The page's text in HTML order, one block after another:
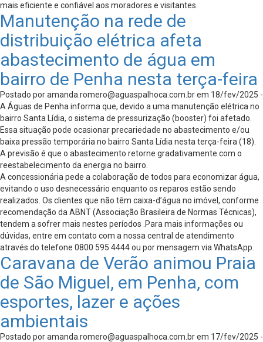
mais eficiente e confiável aos moradores e visitantes.
Manutenção na rede de
distribuição elétrica afeta
abastecimento de água em
bairro de Penha nesta terça-feira
Postado poramanda.romero@aguaspalhoca.com.brem 18/fev/2025 -
A Águas de Penha informa que, devido a uma manutenção elétrica no
bairro Santa Lídia, o sistema de pressurização (booster) foi afetado.
Essa situação pode ocasionar precariedade no abastecimento e/ou
baixa pressão temporária no bairro Santa Lídia nesta terça-feira (18).
A previsão é que o abastecimento retorne gradativamente com o
reestabelecimento da energia no bairro.
A concessionária pede a colaboração de todos para economizar água,
evitando o uso desnecessário enquanto os reparos estão sendo
realizados. Os clientes que não têm caixa-d’água no imóvel, conforme
recomendação da ABNT (Associação Brasileira de Normas Técnicas),
tendem a sofrer mais nestes períodos .Para mais informações ou
dúvidas, entre em contato com a nossa central de atendimento
através do telefone 0800 595 4444 ou por mensagem via WhatsApp.
Caravana de Verão animou Praia
de São Miguel, em Penha, com
esportes, lazer e ações
ambientais
Postado poramanda.romero@aguaspalhoca.com.brem 17/fev/2025 -